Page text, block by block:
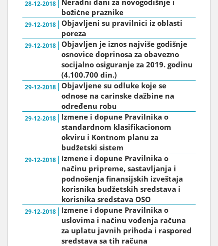
28-12-2018
Neradni dani za novogodišnje i
božićne praznike
29-12-2018
Objavljeni su pravilnici iz oblasti
poreza
29-12-2018
Objavljen je iznos najviše godišnje
osnovice doprinosa za obavezno
socijalno osiguranje za 2019. godinu
(4.100.700 din.)
29-12-2018
Objavljene su odluke koje se
odnose na carinske dažbine na
određenu robu
29-12-2018
Izmene i dopune Pravilnika o
standardnom klasifikacionom
okviru i Kontnom planu za
budžetski sistem
29-12-2018
Izmene i dopune Pravilnika o
načinu pripreme, sastavljanja i
podnošenja finansijskih izveštaja
korisnika budžetskih sredstava i
korisnika sredstava OSO
29-12-2018
Izmene i dopune Pravilnika o
uslovima i načinu vođenja računa
za uplatu javnih prihoda i raspored
sredstava sa tih računa